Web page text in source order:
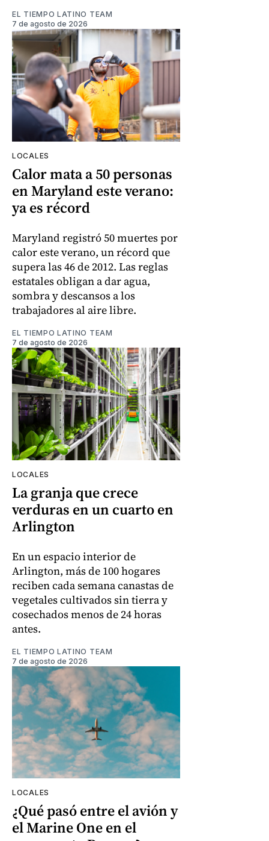
EL TIEMPO LATINO TEAM
7 de agosto de 2026
LOCALES
Calor mata a 50 personas
en Maryland este verano:
ya es récord
Maryland registró 50 muertes por
calor este verano, un récord que
supera las 46 de 2012. Las reglas
estatales obligan a dar agua,
sombra y descansos a los
trabajadores al aire libre.
EL TIEMPO LATINO TEAM
7 de agosto de 2026
LOCALES
La granja que crece
verduras en un cuarto en
Arlington
En un espacio interior de
Arlington, más de 100 hogares
reciben cada semana canastas de
vegetales cultivados sin tierra y
cosechados menos de 24 horas
antes.
EL TIEMPO LATINO TEAM
7 de agosto de 2026
LOCALES
¿Qué pasó entre el avión y
el Marine One en el